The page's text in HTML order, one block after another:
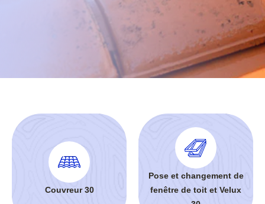
Couvreur 30
Pose et changement de
fenêtre de toit et Velux